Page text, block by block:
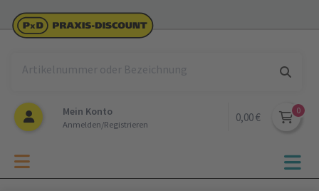
Mein Konto
Anmelden/Registrieren
0,00 €